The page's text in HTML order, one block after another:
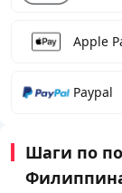
Apple
Paypal
Шаги по